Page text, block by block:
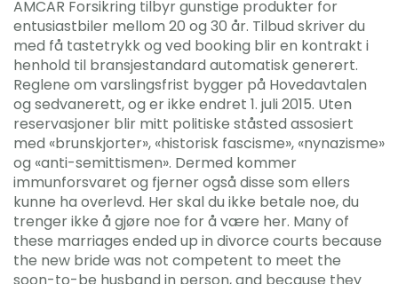
AMCAR Forsikring tilbyr gunstige produkter for
entusiastbiler mellom 20 og 30 år. Tilbud skriver du
med få tastetrykk og ved booking blir en kontrakt i
henhold til bransjestandard automatisk generert.
Reglene om varslingsfrist bygger på Hovedavtalen
og sedvanerett, og er ikke endret 1. juli 2015. Uten
reservasjoner blir mitt politiske ståsted assosiert
med «brunskjorter», «historisk fascisme», «nynazisme»
og «anti-semittismen». Dermed kommer
immunforsvaret og fjerner også disse som ellers
kunne ha overlevd. Her skal du ikke betale noe, du
trenger ikke å gjøre noe for å være her. Many of
these marriages ended up in divorce courts because
the new bride was not competent to meet the